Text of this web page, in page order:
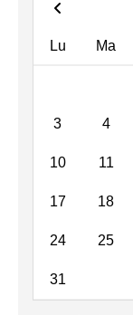
Lu Ma
3 4
10 11
17 18
24 25
31